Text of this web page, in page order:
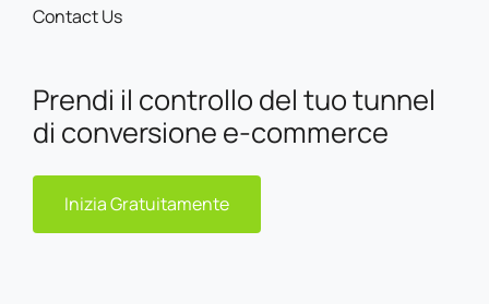
Contact Us
Prendi il controllo del tuo tunnel
di conversione e-commerce
Inizia Gratuitamente